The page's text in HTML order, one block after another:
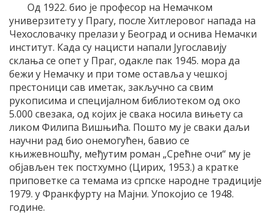
Од 1922. био је професор на Немачком
универзитету у Прагу, после Хитлеровог напада на
Чехословачку прелази у Београд и оснива Немачки
институт. Када су нацисти напали Југославију
склања се опет у Праг, одакле пак 1945. мора да
бежи у Немачку и при томе оставља у чешкој
престоници сав иметак, закључно са свим
рукописима и специјалном библиотеком од око
5.000 свезака, од којих је свака носила вињету са
ликом Филипа Вишњића. Пошто му је сваки даљи
научни рад био онемогућен, бавио се
књижевношћу, међутим роман „Срећне очи“ му је
објављен тек постхумно (Цирих, 1953.) а кратке
приповетке са темама из српске народне традиције
1979. у Франкфурту на Мајни. Упокојио се 1948.
године.